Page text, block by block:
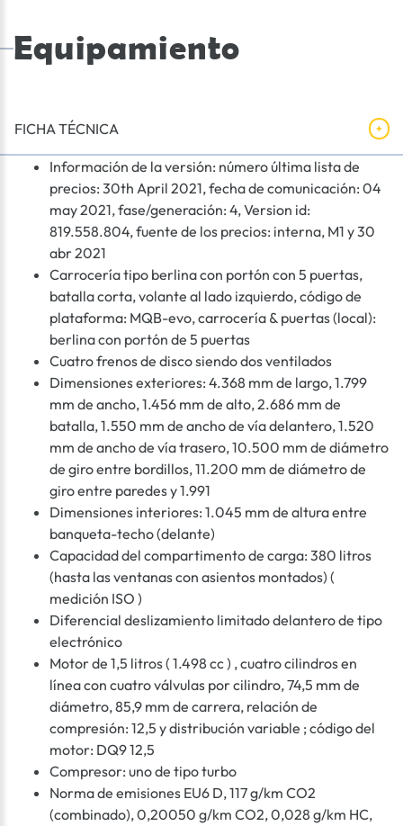
Equipamiento
FICHA TÉCNICA
Información de la versión: número última lista de
precios: 30th April 2021, fecha de comunicación: 04
may 2021, fase/generación: 4, Version id:
819.558.804, fuente de los precios: interna, M1 y 30
abr 2021
Carrocería tipo berlina con portón con 5 puertas,
batalla corta, volante al lado izquierdo, código de
plataforma: MQB-evo, carrocería & puertas (local):
berlina con portón de 5 puertas
Cuatro frenos de disco siendo dos ventilados
Dimensiones exteriores: 4.368 mm de largo, 1.799
mm de ancho, 1.456 mm de alto, 2.686 mm de
batalla, 1.550 mm de ancho de vía delantero, 1.520
mm de ancho de vía trasero, 10.500 mm de diámetro
de giro entre bordillos, 11.200 mm de diámetro de
giro entre paredes y 1.991
Dimensiones interiores: 1.045 mm de altura entre
banqueta-techo (delante)
Capacidad del compartimento de carga: 380 litros
(hasta las ventanas con asientos montados) (
medición ISO )
Diferencial deslizamiento limitado delantero de tipo
electrónico
Motor de 1,5 litros ( 1.498 cc ) , cuatro cilindros en
línea con cuatro válvulas por cilindro, 74,5 mm de
diámetro, 85,9 mm de carrera, relación de
compresión: 12,5 y distribución variable ; código del
motor: DQ9 12,5
Compresor: uno de tipo turbo
Norma de emisiones EU6 D, 117 g/km CO2
(combinado), 0,20050 g/km CO2, 0,028 g/km HC,